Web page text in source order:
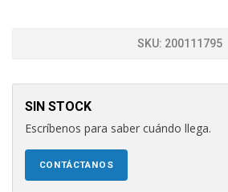
SKU: 200111795
SIN STOCK
Escríbenos para saber cuándo llega.
CONTÁCTANOS